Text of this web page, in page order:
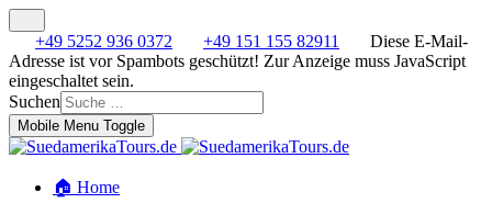
+49 5252 936 0372 +49 151 155 82911
Diese E-Mail-
Adresse ist vor Spambots geschützt! Zur Anzeige muss JavaScript
eingeschaltet sein.
Suchen
Mobile Menu Toggle
🏠 Home